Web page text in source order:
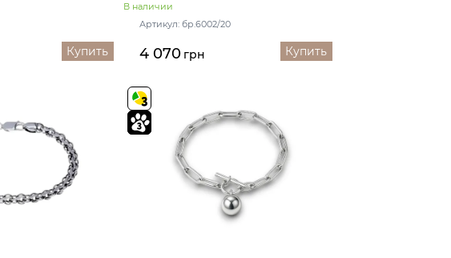
Купить
В наличии
Артикул: бр.6002/20
4 070 грн Купить